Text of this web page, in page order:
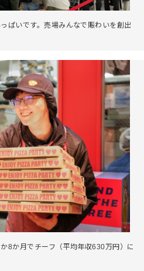
ぱいです。売場みんなで賑わいを創出
8か月でチーフ（平均年収630万円）に